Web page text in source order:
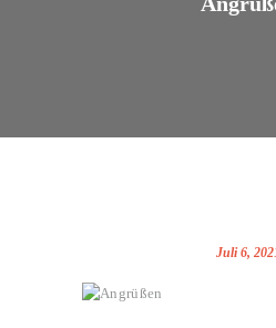
Juli 6,